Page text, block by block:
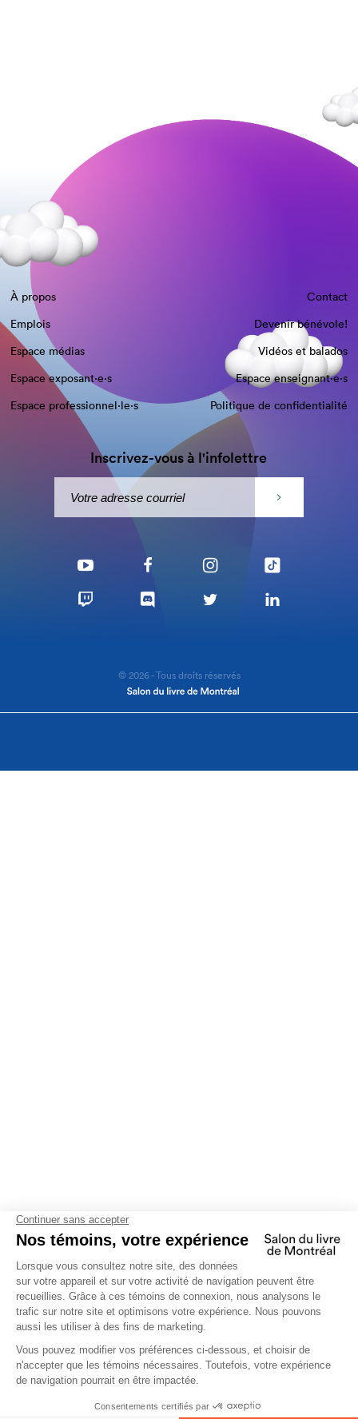
À propos
Contact
Emplois
Devenir bénévole!
Espace médias
Vidéos et balados
Espace exposant·e⋅s
Espace enseignant·e⋅s
Espace professionnel·le⋅s
Politique de confidentialité
Inscrivez-vous à l'infolettre
© 2026 - Tous droits réservés